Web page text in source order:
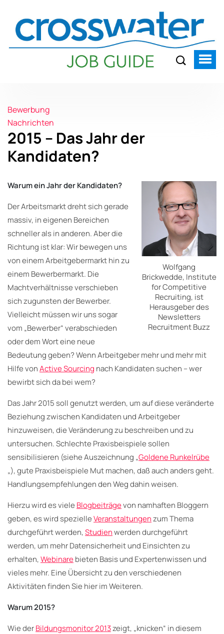
Bewerbung
Nachrichten
2015 – Das Jahr der
Kandidaten?
Wolfgang
Brickwedde, Institute
for Competitive
Recruiting, ist
Herausgeber des
Newsletters
Recruitment Buzz
Warum ein Jahr der Kandidaten?
Der Arbeitsmarkt dreht sich gerade
massiv, in eigenen Bereichen
schneller als in anderen. Aber die
Richtung ist klar: Wir bewegen uns
von einem Arbeitgebermarkt hin zu
einem Bewerbermarkt. Die
Machtverhältnisse verschieben
sich zugunsten der Bewerber.
Vielleicht müssen wir uns sogar
vom „Bewerber“ verabschieden
oder dem Wort eine neue
Bedeutung geben? Wenn Arbeitgeber mehr und mehr mit
Hilfe vonActive Sourcing nach Kandidaten suchen – wer
bewirbt sich da bei wem?
Das Jahr 2015 soll genutzt werden, um auf diese veränderte
Beziehung zwischen Kandidaten und Arbeitgeber
hinzuweisen, die Veränderung zu beschreiben und zu
untersuchen. Schlechte Praxisbeispiele sollen
sensibilisieren (siehe Auszeichnung „Goldene Runkelrübe
„), gute Praxisbeispiele Mut machen, daß auch anders geht.
Handlungsempfehlungen den Weg dahin weisen.
Hierzu wird es viele Blogbeiträgevon namhaften Bloggern
geben, es wird spezielleVeranstaltungenzum Thema
durchgeführt werden,Studienwerden durchgeführt
werden, um mehr Datensicherheit und Einsichten zu
erhalten,Webinarebieten Basis und Expertenwissen und
vieles mehr. Eine Übersicht zu den verschiedenen
Aktivitäten finden Sie hier im Weiteren.
Warum 2015?
Wie derBildungsmonitor 2013zeigt, „knicken“ in diesem